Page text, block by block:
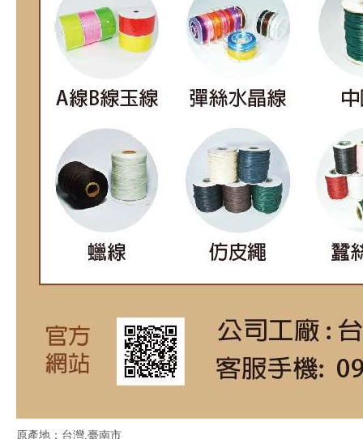
原產地：台灣,臺南市